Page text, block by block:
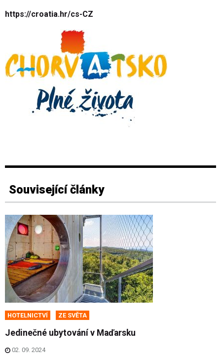
https://croatia.hr/cs-CZ
Související články
HOTELNICTVÍ ZE SVĚTA
Jedinečné ubytování v Maďarsku
02. 09. 2024